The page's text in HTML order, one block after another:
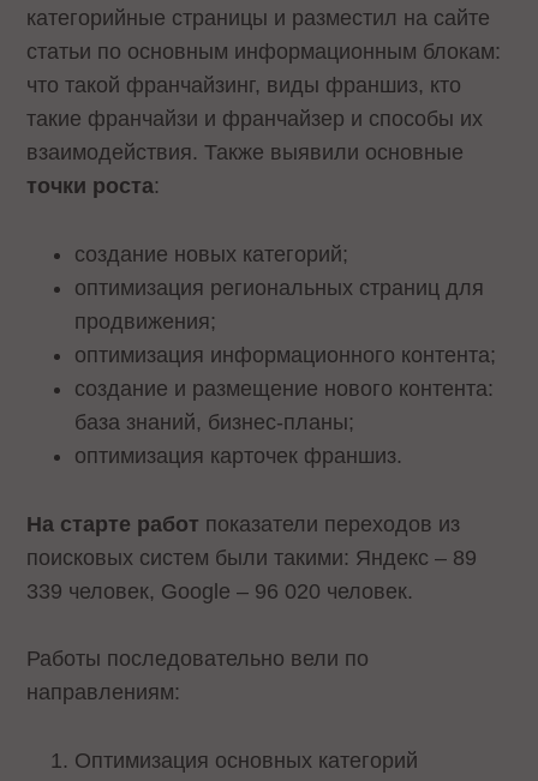
категорийные страницы и разместил на сайте
статьи по основным информационным блокам:
что такой франчайзинг, виды франшиз, кто
такие франчайзи и франчайзер и способы их
взаимодействия. Также выявили основные
точки роста:
создание новых категорий;
оптимизация региональных страниц для
продвижения;
оптимизация информационного контента;
создание и размещение нового контента:
база знаний, бизнес-планы;
оптимизация карточек франшиз.
На старте работ показатели переходов из
поисковых систем были такими: Яндекс – 89
339 человек, Google – 96 020 человек.
Работы последовательно вели по
направлениям:
Оптимизация основных категорий